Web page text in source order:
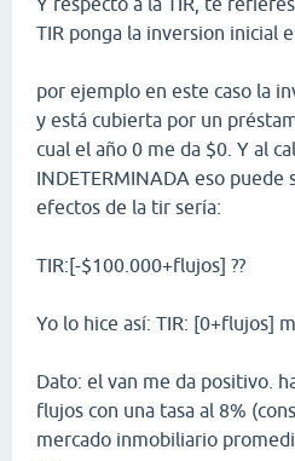
TIR ponga la inversion inicial
por ejemplo en este caso la
y está cubierta por un
cual el año 0 me da $0. Y al
INDETERMINADA eso puede
efectos de la tir sería:
TIR:[-$100.000+flujos] ??
Yo lo hice así: TIR: [0+flujos]
Dato: el van me da positivo.
flujos con una tasa al 8%
mercado inmobiliario